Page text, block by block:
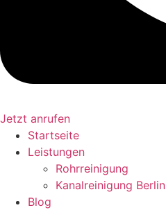
Jetzt anrufen
Startseite
Leistungen
Rohrreinigung
Kanalreinigung Berlin
Blog